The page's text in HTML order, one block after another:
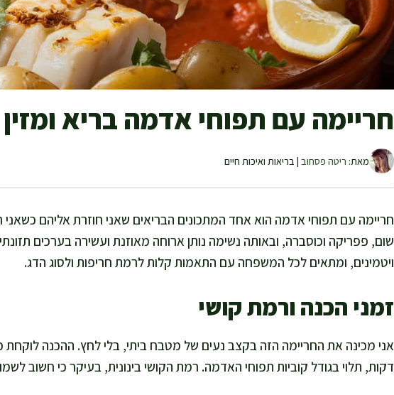
חריימה עם תפוחי אדמה בריא ומזין
מאת: ריטה פסחוב | בריאות ואיכות חיים
חריימה עם תפוחי אדמה הוא אחד המתכונים הבריאים שאני חוזרת אליהם
שום, פפריקה וכוסברה, ובאותה נשימה נותן ארוחה מאוזנת ועשירה בערכים
ויטמינים, ומתאים לכל המשפחה עם התאמות קלות לרמת חריפות ולסוג הדג.
זמני הכנה ורמת קושי
דקות, תלוי בגודל קוביות תפוחי האדמה. רמת הקושי בינונית, בעיקר כי חשוב